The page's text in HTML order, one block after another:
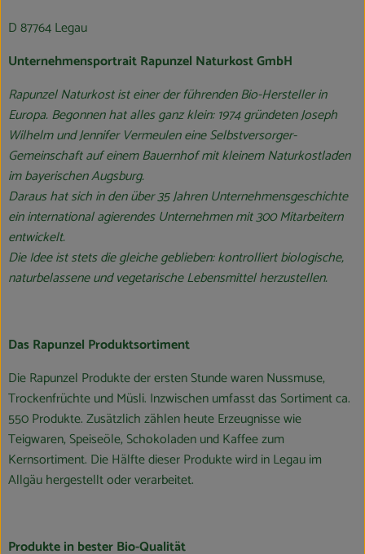
D 87764 Legau
Unternehmensportrait Rapunzel Naturkost GmbH
Rapunzel Naturkost ist einer der führenden Bio-Hersteller in
Europa. Begonnen hat alles ganz klein: 1974 gründeten Joseph
Wilhelm und Jennifer Vermeulen eine Selbstversorger-
Gemeinschaft auf einem Bauernhof mit kleinem Naturkostladen
im bayerischen Augsburg.
Daraus hat sich in den über 35 Jahren Unternehmensgeschichte
ein international agierendes Unternehmen mit 300 Mitarbeitern
entwickelt.
Die Idee ist stets die gleiche geblieben: kontrolliert biologische,
naturbelassene und vegetarische Lebensmittel herzustellen.
Das Rapunzel Produktsortiment
Die Rapunzel Produkte der ersten Stunde waren Nussmuse,
Trockenfrüchte und Müsli. Inzwischen umfasst das Sortiment ca.
550 Produkte. Zusätzlich zählen heute Erzeugnisse wie
Teigwaren, Speiseöle, Schokoladen und Kaffee zum
Kernsortiment. Die Hälfte dieser Produkte wird in Legau im
Allgäu hergestellt oder verarbeitet.
Produkte in bester Bio-Qualität